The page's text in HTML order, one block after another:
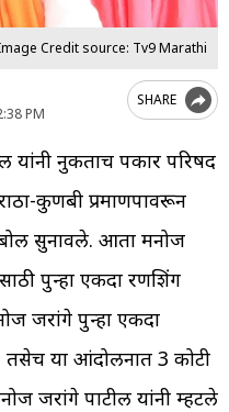
Credit source: Tv9 Marathi
PM
SHARE
नुकताच पत्रकार परिषद
कुणबी प्रमाणपत्रावरून
सुनावले. आता मनोज
पुन्हा एकदा रणशिंग
जरांगे पुन्हा एकदा
या आंदोलनात 3 कोटी
जरांगे पाटील यांनी म्हटले